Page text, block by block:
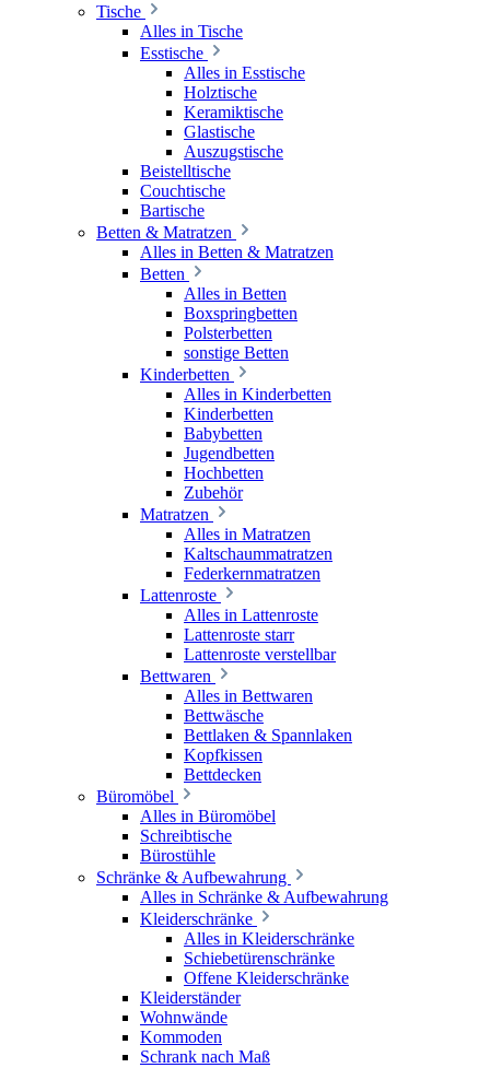
Tische
Alles in Tische
Esstische
Alles in Esstische
Holztische
Keramiktische
Glastische
Auszugstische
Beistelltische
Couchtische
Bartische
Betten & Matratzen
Alles in Betten & Matratzen
Betten
Alles in Betten
Boxspringbetten
Polsterbetten
sonstige Betten
Kinderbetten
Alles in Kinderbetten
Kinderbetten
Babybetten
Jugendbetten
Hochbetten
Zubehör
Matratzen
Alles in Matratzen
Kaltschaummatratzen
Federkernmatratzen
Lattenroste
Alles in Lattenroste
Lattenroste starr
Lattenroste verstellbar
Bettwaren
Alles in Bettwaren
Bettwäsche
Bettlaken & Spannlaken
Kopfkissen
Bettdecken
Büromöbel
Alles in Büromöbel
Schreibtische
Bürostühle
Schränke & Aufbewahrung
Alles in Schränke & Aufbewahrung
Kleiderschränke
Alles in Kleiderschränke
Schiebetürenschränke
Offene Kleiderschränke
Kleiderständer
Wohnwände
Kommoden
Schrank nach Maß